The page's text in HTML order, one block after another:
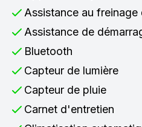
Assistance au
Assistance de
Bluetooth
Capteur de lumière
Capteur de pluie
Carnet d'entretien